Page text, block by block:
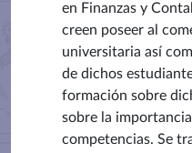
en Finanzas y
creen poseer al
universitaria así
de dichos
formación sobre
sobre la
competencias. Se